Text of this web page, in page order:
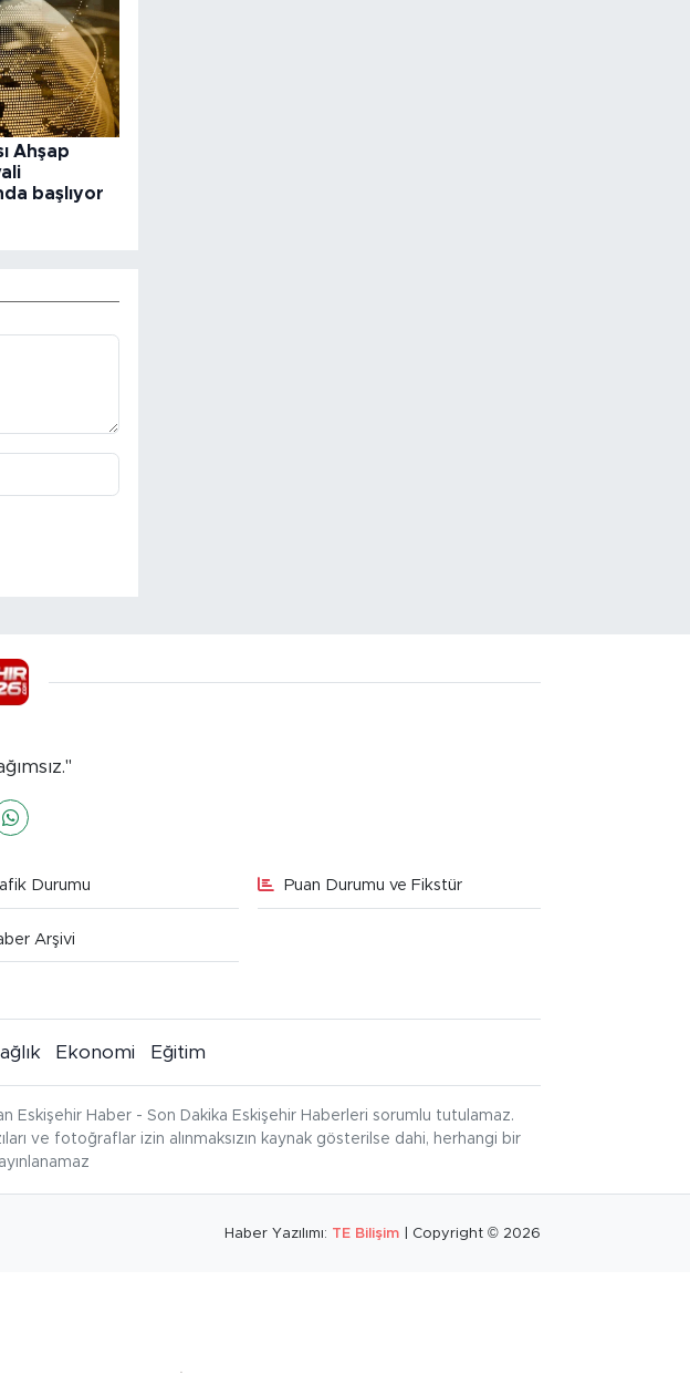
Ahşap
başlıyor
Durumu Puan Durumu ve Fikstür
Arşivi
Ekonomi Eğitim
Eskişehir Haber - Son Dakika Eskişehir Haberleri sorumlu tutulamaz.
ve fotoğraflar izin alınmaksızın kaynak gösterilse dahi, herhangi bir
Haber Yazılımı: TE Bilişim | Copyright © 2026